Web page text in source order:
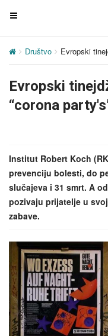
T
g
e
n
g
a
t
i
o
Društvo Evropski
Evropski
“corona
Institut Robert Koch
prevenciju bolesti, do
slučajeva i 31 smrt. A
pozivaju prijatelje u
zabave.